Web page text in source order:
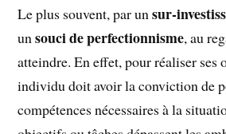
Le plus souvent, par unsur-
unsouci de perfectionnisme, au
atteindre. En effet, pour réaliser ses
individu doit avoir la conviction de
compétences nécessaires à la